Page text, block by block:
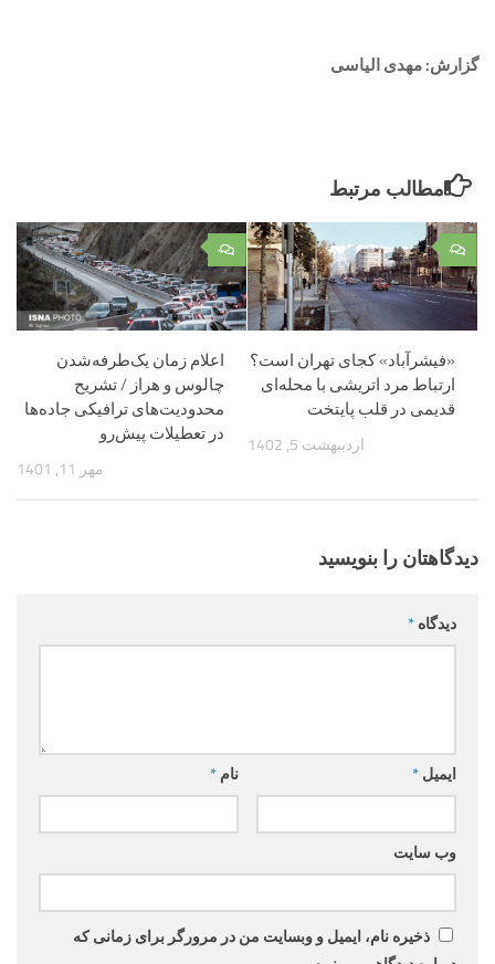
گزارش: مهدی الیاسی
مطالب مرتبط
۰
اعلام زمان یک‌طرفه‌شدن
چالوس و هراز / تشریح
محدودیت‌های ترافیکی جاده‌ها
در تعطیلات پیش‌رو
مهر 11, 1401
۰
«فیشرآباد» کجای تهران است؟
ارتباط مرد اتریشی با محله‌ای
قدیمی در قلب پایتخت
اردیبهشت 5, 1402
دیدگاهتان را بنویسید
دیدگاه *
نام * ایمیل *
وب‌ سایت
ذخیره نام، ایمیل و وبسایت من در مرورگر برای زمانی که